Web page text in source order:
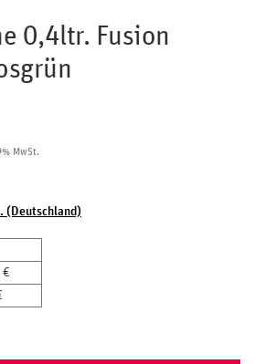
0,4ltr. Fusion
MwSt.
(Deutschland)
€